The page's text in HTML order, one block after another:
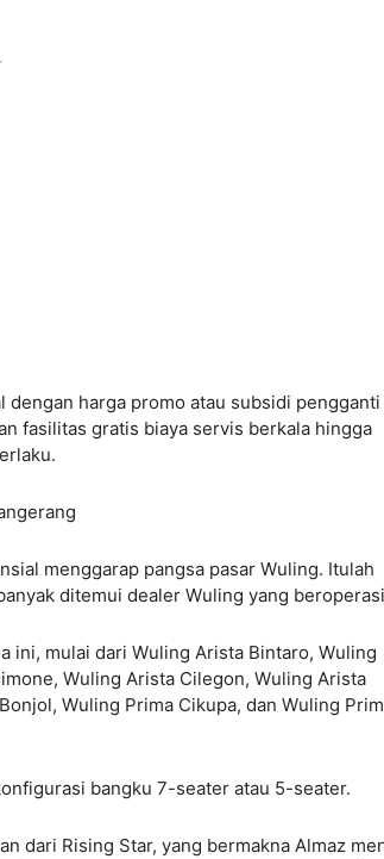
harga promo atau subsidi pengganti
fasilitas gratis biaya servis berkala hingga
menggarap pangsa pasar Wuling. Itulah
ditemui dealer Wuling yang
ini, mulai dari Wuling Arista Bintaro, Wuling
Wuling Arista Cilegon, Wuling Arista
Wuling Prima Cikupa, dan Wuling
bangku 7-seater atau 5-seater.
dari Rising Star, yang bermakna Almaz